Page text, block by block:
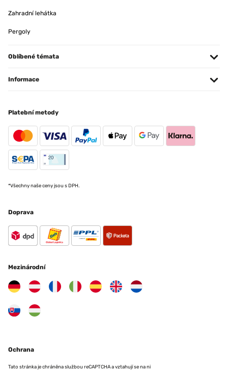
Utilisateur d'Amazon
Correspond à mes attentes et emballage soigné
Utilisateur d'Amazon
Cadre très jolie et solide
aux cadres sur mesure. Et en plus un prix plus que raisonnable ! Bref
Utilisateur d'Amazon
Joli petit cadre blanc
Utilisateur d'Amazon
Zahradní lehátka
Pergoly
Oblíbené témata
Informace
Platební metody
*Všechny naše ceny jsou s DPH.
Doprava
Mezinárodní
Ochrana
Tato stránka je chráněna službou reCAPTCHA a vztahují se na ni